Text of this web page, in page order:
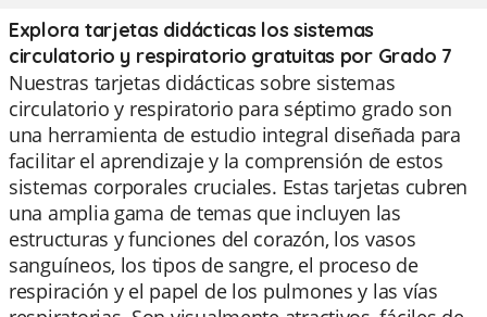
Explora tarjetas didácticas los sistemas
circulatorio y respiratorio gratuitas por Grado 7
Nuestras tarjetas didácticas sobre sistemas
circulatorio y respiratorio para séptimo grado son
una herramienta de estudio integral diseñada para
facilitar el aprendizaje y la comprensión de estos
sistemas corporales cruciales. Estas tarjetas cubren
una amplia gama de temas que incluyen las
estructuras y funciones del corazón, los vasos
sanguíneos, los tipos de sangre, el proceso de
respiración y el papel de los pulmones y las vías